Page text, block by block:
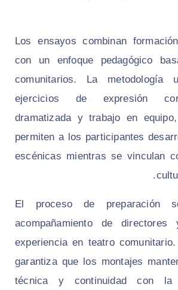
Los ensayos combinan
con un enfoque pedagógico
comunitarios. La metodología
ejercicios de expresión
dramatizada y trabajo en
permiten a los participantes
escénicas mientras se vinculan
El proceso de preparación
acompañamiento de
experiencia en teatro
garantiza que los montajes
técnica y continuidad con la